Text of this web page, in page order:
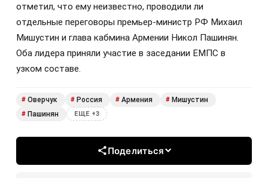
отметил, что ему неизвестно, проводили ли
отдельные переговоры премьер-министр РФ Михаил
Мишустин и глава кабмина Армении Никол Пашинян.
Оба лидера приняли участие в заседании ЕМПС в
узком составе.
# Оверчук # Россия # Армения # Мишустин
# Пашинян ЕЩЕ +3
Поделиться